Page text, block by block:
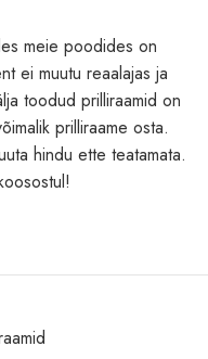
meie poodides on
ei muutu reaalajas ja
toodud prilliraamid on
prilliraame osta.
hindu ette teatamata.